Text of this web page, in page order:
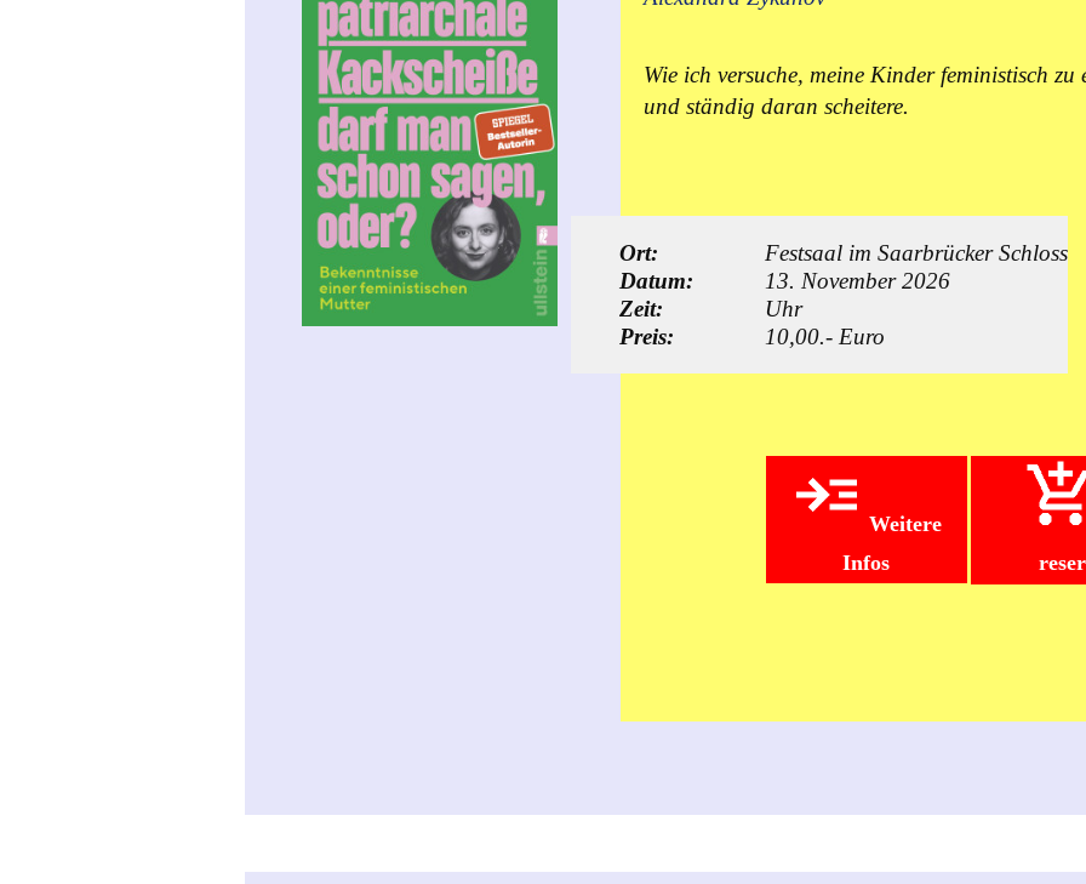
Wie ich versuche, meine Kinder feministisch zu
und ständig daran scheitere.
Ort:
Datum:
Zeit:
Preis:
Festsaal im Saarbrücker Schloss
13. November 2026
Uhr
10,00.- Euro
Weitere
Infos